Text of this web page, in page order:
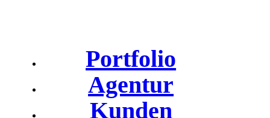
Portfolio
Agentur
Kunden